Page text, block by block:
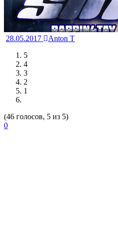
28.05.2017
Anton T
5
4
3
2
1
(46 голосов, 5 из 5)
0